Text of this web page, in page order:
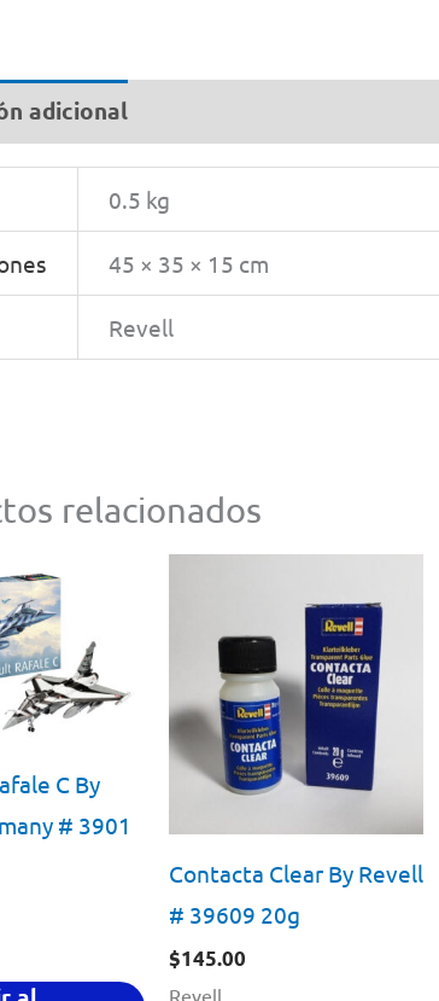
adicional
0.5 kg
45 × 35 × 15 cm
Revell
relacionados
C By
# 3901
Contacta Clear By Revell
# 39609 20g
$145.00
Revell